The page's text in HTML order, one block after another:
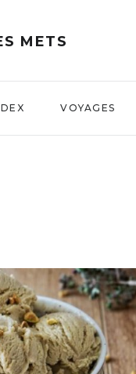
METS
VOYAGES